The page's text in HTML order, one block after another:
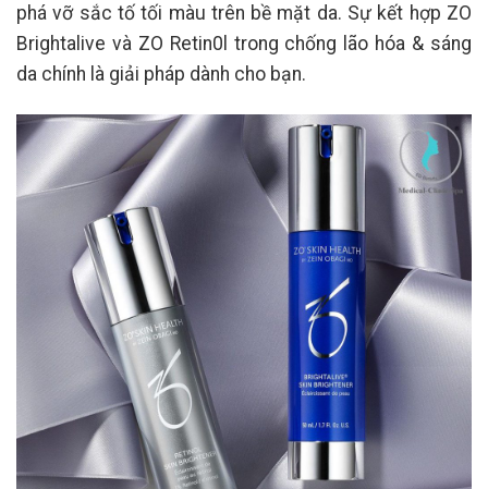
phá vỡ sắc tố tối màu trên bề mặt da. Sự kết hợp ZO
Brightalive và ZO Retin0l trong chống lão hóa & sáng
da chính là giải pháp dành cho bạn.